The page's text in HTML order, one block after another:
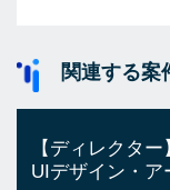
関連する案
【ディレクタ
UIデザイン・